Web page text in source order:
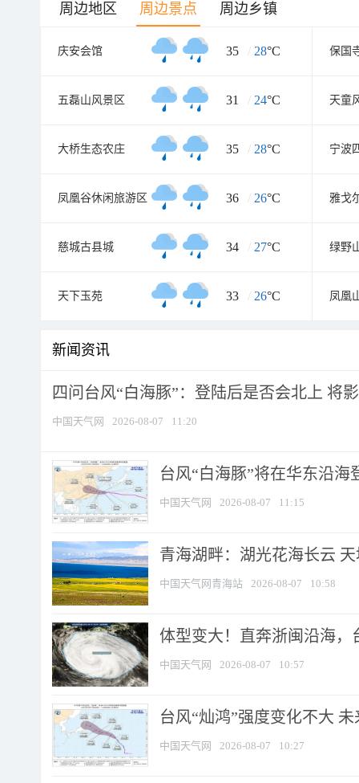
周边地区 周边景点 周边乡镇
庆安会馆 35 / 28°C 保国
五磊山风景区 31 / 24°C 天童
大桥生态农庄 35 / 28°C
凤凰谷休闲旅游区 36 / 26°C
慈城古县城 34 / 27°C 绿野
天下玉苑 33 / 26°C 凤凰
新闻资讯
四问台风“白海豚”：登陆后是否会北上 将
中国天气网 2026-08-07 11:20
台风“白海豚”将在华东沿
中国天气网 2026-08-07 11:15
青海湖畔：湖光花海长云
中国天气网青海站 2026-08-07 10:58
体型变大！直奔浙闽沿海，
中国天气网 2026-08-07 10:57
台风“灿鸿”强度变化不大
中国天气网 2026-08-07 10:27